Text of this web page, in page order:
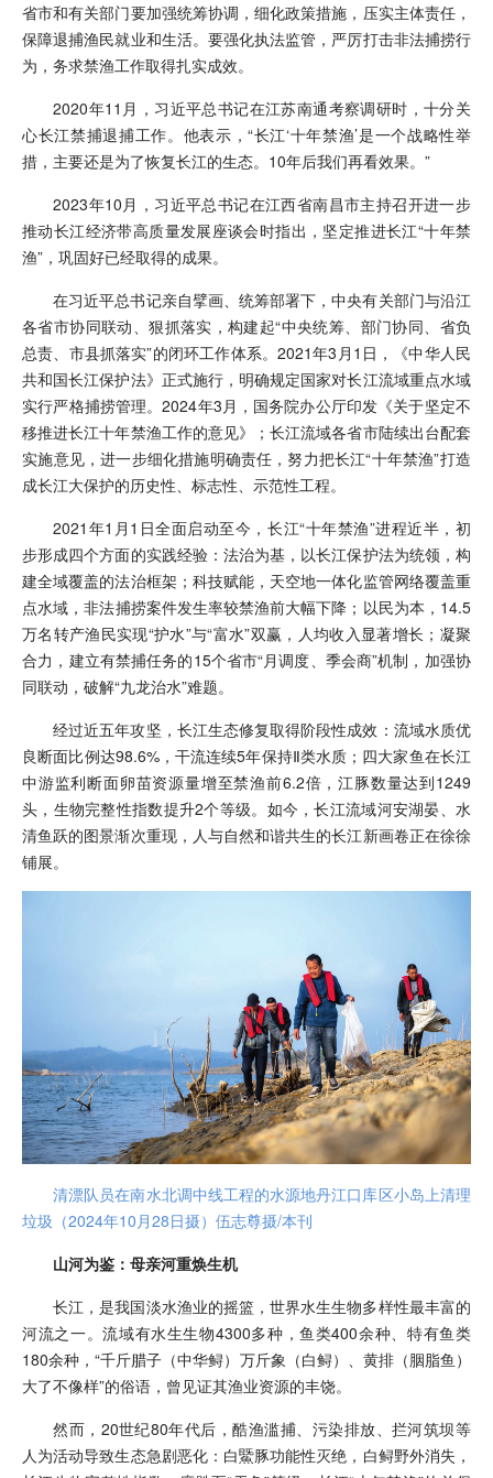
省市和有关部门要加强统筹协调，细化政策措施，压实主体责任，
保障退捕渔民就业和生活。要强化执法监管，严厉打击非法捕捞行
为，务求禁渔工作取得扎实成效。
2020年11月，习近平总书记在江苏南通考察调研时，十分关
心长江禁捕退捕工作。他表示，“长江‘十年禁渔’是一个战略性举
措，主要还是为了恢复长江的生态。10年后我们再看效果。”
2023年10月，习近平总书记在江西省南昌市主持召开进一步
推动长江经济带高质量发展座谈会时指出，坚定推进长江“十年禁
渔”，巩固好已经取得的成果。
在习近平总书记亲自擘画、统筹部署下，中央有关部门与沿江
各省市协同联动、狠抓落实，构建起“中央统筹、部门协同、省负
总责、市县抓落实”的闭环工作体系。2021年3月1日，《中华人民
共和国长江保护法》正式施行，明确规定国家对长江流域重点水域
实行严格捕捞管理。2024年3月，国务院办公厅印发《关于坚定不
移推进长江十年禁渔工作的意见》；长江流域各省市陆续出台配套
实施意见，进一步细化措施明确责任，努力把长江“十年禁渔”打造
成长江大保护的历史性、标志性、示范性工程。
2021年1月1日全面启动至今，长江“十年禁渔”进程近半，初
步形成四个方面的实践经验：法治为基，以长江保护法为统领，构
建全域覆盖的法治框架；科技赋能，天空地一体化监管网络覆盖重
点水域，非法捕捞案件发生率较禁渔前大幅下降；以民为本，14.5
万名转产渔民实现“护水”与“富水”双赢，人均收入显著增长；凝聚
合力，建立有禁捕任务的15个省市“月调度、季会商”机制，加强协
同联动，破解“九龙治水”难题。
经过近五年攻坚，长江生态修复取得阶段性成效：流域水质优
良断面比例达98.6%，干流连续5年保持Ⅱ类水质；四大家鱼在长江
中游监利断面卵苗资源量增至禁渔前6.2倍，江豚数量达到1249
头，生物完整性指数提升2个等级。如今，长江流域河安湖晏、水
清鱼跃的图景渐次重现，人与自然和谐共生的长江新画卷正在徐徐
铺展。
清漂队员在南水北调中线工程的水源地丹江口库区小岛上清理
垃圾（2024年10月28日摄）伍志尊摄/本刊
山河为鉴：母亲河重焕生机
长江，是我国淡水渔业的摇篮，世界水生生物多样性最丰富的
河流之一。流域有水生生物4300多种，鱼类400余种、特有鱼类
180余种，“千斤腊子（中华鲟）万斤象（白鲟）、黄排（胭脂鱼）
大了不像样”的俗语，曾见证其渔业资源的丰饶。
然而，20世纪80年代后，酷渔滥捕、污染排放、拦河筑坝等
人为活动导致生态急剧恶化：白鱀豚功能性灭绝，白鲟野外消失，